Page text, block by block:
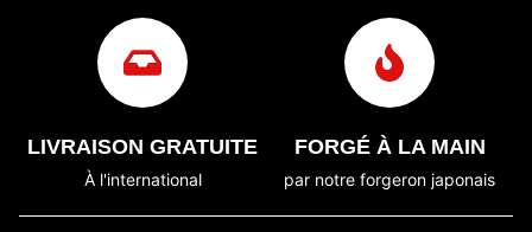
LIVRAISON GRATUITE
À l'international
FORGÉ À LA MAIN
par notre forgeron japonais